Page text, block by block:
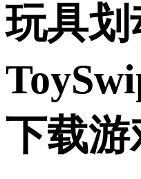
玩具划
下载游